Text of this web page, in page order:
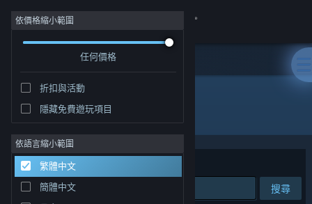
登入
社群
關於
客服
依價格縮小範圍
任何價格
折扣與活動
隱藏免費遊玩項目
依語言縮小範圍
繁體中文
簡體中文
開發人員: Opilio
排序依據 相關性
搜尋